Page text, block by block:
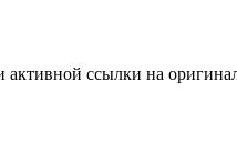
ссылки на